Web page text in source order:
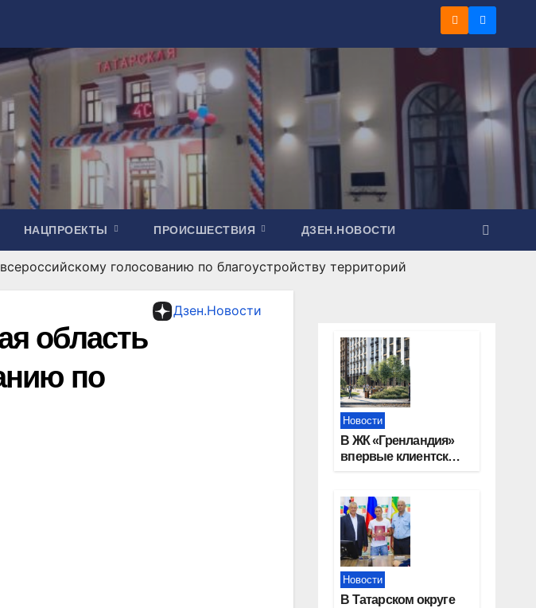
НАЦПРОЕКТЫ ПРОИСШЕСТВИЯ ДЗЕН.НОВОСТИ
голосованию по благоустройству территорий
Дзен.Новости
область
по
Новости
В ЖК «Гренландия»
впервые клиентские
группы компаний
«СОЮЗ»
Новости
В Татарском округе